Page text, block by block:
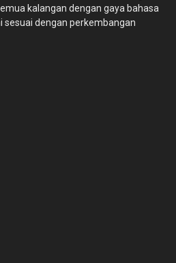
kalangan dengan gaya bahasa
sesuai dengan perkembangan